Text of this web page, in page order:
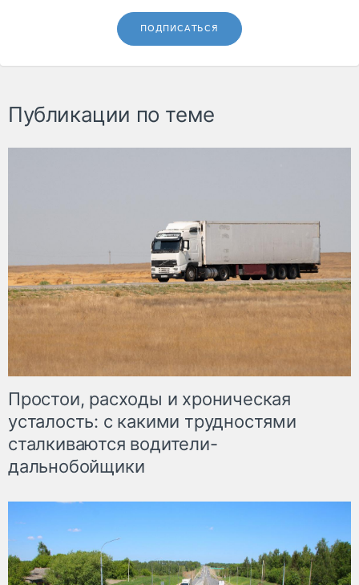
ПОДПИСАТЬСЯ
Публикации по теме
Простои, расходы и хроническая
усталость: с какими трудностями
сталкиваются водители-
дальнобойщики